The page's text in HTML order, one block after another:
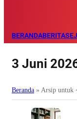
BERANDABERITA
3 Juni
Beranda » Arsip untuk